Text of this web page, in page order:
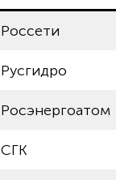
Россети
Русгидро
Росэнергоатом
СГК